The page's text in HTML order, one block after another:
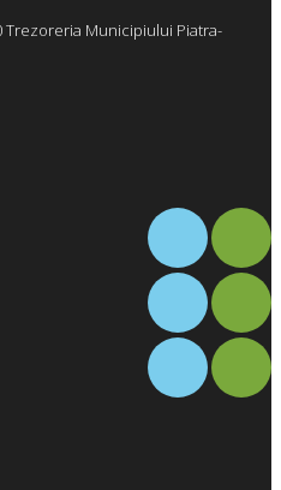
Trezoreria Municipiului Piatra-